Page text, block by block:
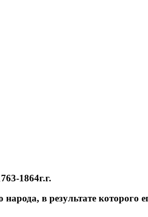
1864г.г.
в результате которого